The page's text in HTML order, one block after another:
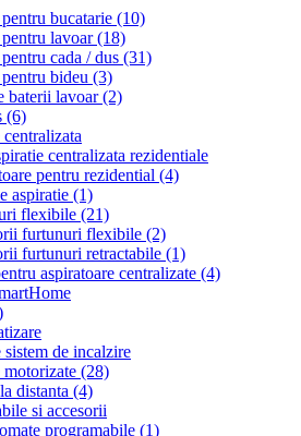
bucatarie (10)
lavoar(18)
cada / dus (31)
bideu (3)
baterii lavoar(2)
(6)
centralizata
centralizata rezidentiale
pentru rezidential (4)
aspiratie (1)
flexibile (21)
furtunuri flexibile (2)
furtunuri retractabile (1)
aspiratoare centralizate (4)
de incalzire
(28)
distanta (4)
si accesorii
programabile (1)